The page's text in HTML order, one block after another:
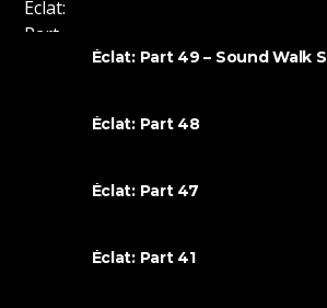
Éclat: Part 49 – Sound Walk
Éclat: Part 48
Éclat: Part 47
Éclat: Part 41